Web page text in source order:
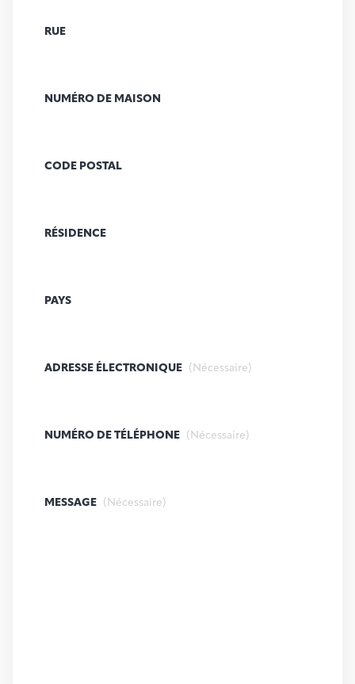
RUE
NUMÉRO DE MAISON
CODE POSTAL
RÉSIDENCE
PAYS
ADRESSE ÉLECTRONIQUE (Nécessaire)
NUMÉRO DE TÉLÉPHONE (Nécessaire)
MESSAGE (Nécessaire)